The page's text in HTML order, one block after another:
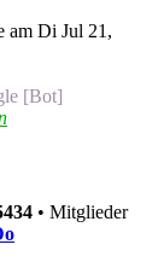
am Di Jul 21,
[Bot]
• Mitglieder